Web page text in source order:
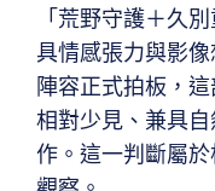
「荒野守護＋久
具情感張力與影
陣容正式拍板，
相對少見、兼具
作。這一判斷屬